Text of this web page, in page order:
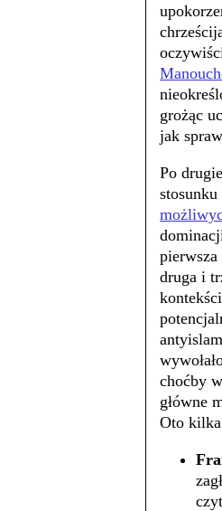
grożąc
jak
Po
pierwsza
druga i
choćby
główne
Oto